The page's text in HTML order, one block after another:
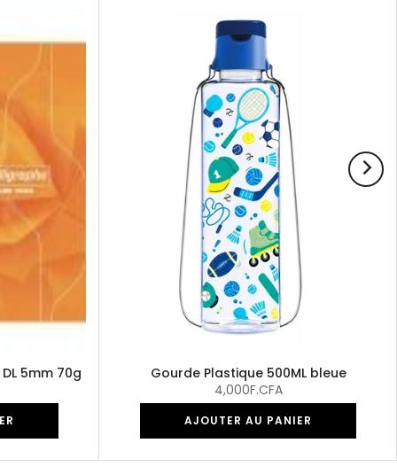
5mm 70g
Gourde Plastique 500ML bleue
4,000F.CFA
AJOUTER AU PANIER